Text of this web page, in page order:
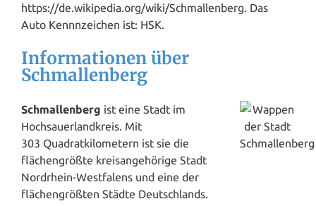
https://de.wikipedia.org/wiki/Schmallenberg. Das
Auto Kennnzeichen ist: HSK.
Informationen über
Schmallenberg
Schmallenberg ist eine Stadt im
Hochsauerlandkreis. Mit
303 Quadratkilometern ist sie die
flächengrößte kreisangehörige Stadt
Nordrhein-Westfalens und eine der
flächengrößten Städte Deutschlands.